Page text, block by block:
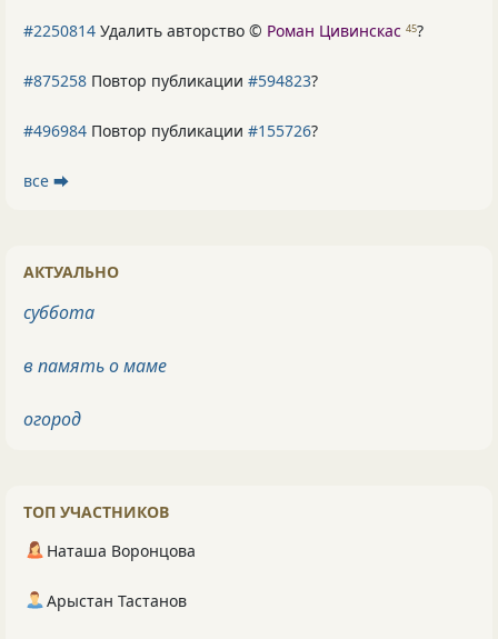
#2250814 Удалить авторство © Роман Цивинскас 45?
#875258 Повтор публикации #594823?
#496984 Повтор публикации #155726?
все ⮕
АКТУАЛЬНО
суббота
в память о маме
огород
ТОП УЧАСТНИКОВ
Наташа Воронцова
Арыстан Тастанов